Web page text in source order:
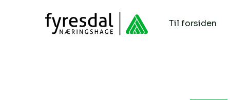
Til forsiden